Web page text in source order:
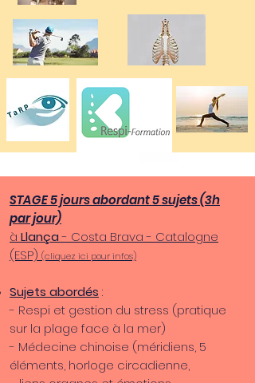
STAGE5 jours abordant 5 sujets (3h
par jour)
à Llança- Costa Brava - Catalogne
(ESP) (cliquez ici pour infos)
Sujets abordés :
- Respi et gestion du stress (pratique
sur la plage face à la mer)
- Médecine chinoise (méridiens, 5
éléments, horloge circadienne,